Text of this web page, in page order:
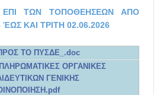
ΕΠΙ ΤΩΝ ΤΟΠΟΘΕΗΣΕΩΝ ΑΠΟ
ΚΑΙ ΤΡΙΤΗ 02.06.2026
ΤΟ ΠΥΣΔΕ_.doc
ΟΡΓΑΝΙΚΕΣ
ΓΕΝΙΚΗΣ